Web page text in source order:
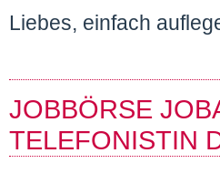
Liebes, einfach
JOBBÖRSE
TELEFONISTIN